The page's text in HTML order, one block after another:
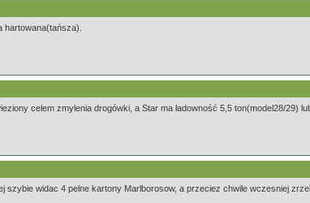
hartowana(tańsza).
celem zmylenia drogówki, a Star ma ładowność 5,5 ton(model28/29)
szybie widac 4 pelne kartony Marlborosow, a przeciez chwile wczesniej